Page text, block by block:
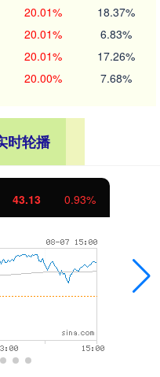
20.01% 18.37%
20.01% 6.83%
20.01% 17.26%
20.00% 7.68%
时轮播
43.13 0.93%